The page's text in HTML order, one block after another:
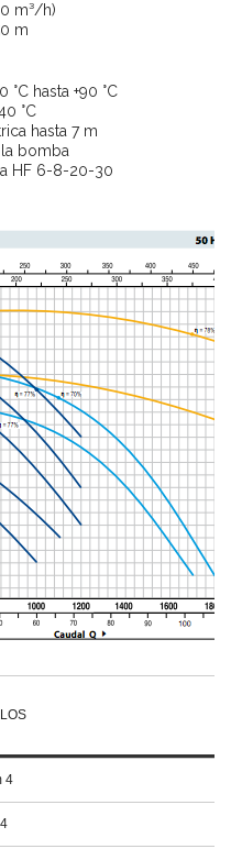
m³/h)
m
hasta +90 °C
°C
hasta 7 m
bomba
HF 6-8-20-30
4